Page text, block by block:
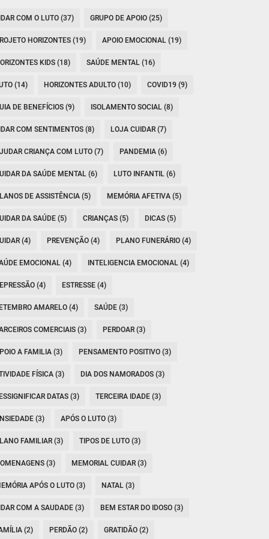
COM O LUTO (37) GRUPO DE APOIO (25)
HORIZONTES (19) APOIO EMOCIONAL (19)
KIDS (18) SAÚDE MENTAL (16)
(14) HORIZONTES ADULTO (10) COVID19 (9)
DE BENEFÍCIOS (9) ISOLAMENTO SOCIAL (8)
COM SENTIMENTOS (8) LOJA CUIDAR (7)
CRIANÇA COM LUTO (7) PANDEMIA (6)
DA SAÚDE MENTAL (6) LUTO INFANTIL (6)
DE ASSISTÊNCIA (5) MEMÓRIA AFETIVA (5)
DA SAÚDE (5) CRIANÇAS (5) DICAS (5)
(4) PREVENÇÃO (4) PLANO FUNERÁRIO (4)
EMOCIONAL (4) INTELIGENCIA EMOCIONAL (4)
(4) ESTRESSE (4)
AMARELO (4) SAÚDE (3)
COMERCIAIS (3) PERDOAR (3)
A FAMILIA (3) PENSAMENTO POSITIVO (3)
FÍSICA (3) DIA DOS NAMORADOS (3)
DATAS (3) TERCEIRA IDADE (3)
(3) APÓS O LUTO (3)
FAMILIAR (3) TIPOS DE LUTO (3)
(3) MEMORIAL CUIDAR (3)
APÓS O LUTO (3) NATAL (3)
COM A SAUDADE (3) BEM ESTAR DO IDOSO (3)
(2) PERDÃO (2) GRATIDÃO (2)